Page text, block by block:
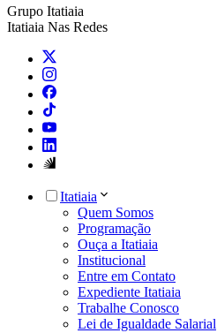
Grupo Itatiaia
Itatiaia Nas Redes
Itatiaia
Quem Somos
Programação
Ouça a Itatiaia
Institucional
Entre em Contato
Expediente Itatiaia
Trabalhe Conosco
Lei de Igualdade Salarial